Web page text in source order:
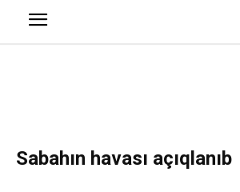
Sabahın havası açıqlanıb